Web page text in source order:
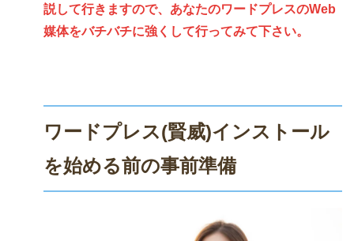
説して行きますので、あなたのワードプレスのWeb
媒体をバチバチに強くして行ってみて下さい。
ワードプレス(賢威)インストール
を始める前の事前準備